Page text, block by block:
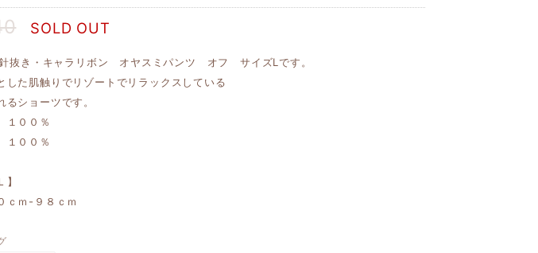
SOLD OUT
抜き・キャラリボン オヤスミパンツ オフ サイズLです。
した肌触りでリゾートでリラックスしている
るショーツです。
００％
００％
】
ｃｍ-９８ｃｍ